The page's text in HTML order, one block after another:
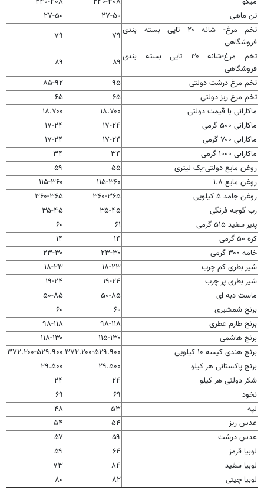
تن ماهی
۲۷-۵۰
۲۷-۵۰
تخم مرغ- شانه ۲۰ تایی بسته بندی
فروشگاهی
۷۹
۷۹
تخم مرغ-شانه ۳۰ تایی بسته بندی
فروشگاهی
۸۹
۸۹
تخم مرغ درشت دولتی
۹۵
۸۵-۹۲
تخم مرغ ریز دولتی
۶۵
۶۵
ماکارانی با قیمت دولتی
۱۸.۷۰۰
۱۸.۷۰۰
ماکارانی ۵۰۰ گرمی
۱۷-۲۴
۱۷-۲۴
ماکارانی ۷۰۰ گرمی
۱۷-۲۴
۱۷-۲۴
ماکارانی ۱۰۰۰ گرمی
۳۴
۳۴
روغن مایع دولتی-یک لیتری
۵۵
۵۹
روغن مایع ۱.۸
۱۱۵-۳۶۰
۱۱۵-۳۶۰
روغن جامد ۵ کیلویی
۳۶۰-۳۶۵
۳۶۰-۳۶۵
رب گوجه فرنگی
۳۵-۴۵
۳۵-۴۵
پنیر سفید ۵۱۵ گرمی
۶۱
۶۰
کره ۵۰ گرمی
۱۴
۱۴
خامه ۳۰۰ گرمی
۲۳-۳۰
۲۳-۳۰
شیر بطری کم چرب
۱۸-۲۳
۱۸-۲۳
شیر بطری پر چرب
۱۹-۲۴
۱۹-۲۴
ماست دبه ای
۵۰-۸۵
۵۰-۸۵
برنج شمشیری
۶۰
۶۰
برنج طارم عطری
۹۸-۱۱۸
۹۸-۱۱۸
برنج هاشمی
۱۱۵-۱۳۰
۱۱۸-۱۳۰
برنج هندی کیسه ۱۰ کیلویی
۳۷۲.۲۰۰-۵۲۹.۹۰۰ ۳۷۲.۲۰۰-۵۲۹.۹۰۰
برنج پاکستانی هر کیلو
۲۹.۵۰۰
۲۹.۵۰۰
شکر دولتی هر کیلو
۲۴
۲۴
نخود
۶۹
۶۹
لپه
۵۳
۴۸
عدس ریز
۵۴
۵۴
عدس درشت
۵۹
۵۷
لوبیا قرمز
۶۴
۵۹
لوبیا سفید
۸۴
۷۳
لوبیا چیتی
۸۲ ۸۰